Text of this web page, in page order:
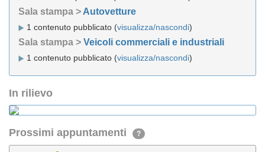
Sala stampa > Autovetture
1 contenuto pubblicato (visualizza/nascondi)
Sala stampa > Veicoli commerciali e industriali
1 contenuto pubblicato (visualizza/nascondi)
In rilievo
Prossimi appuntamenti ?